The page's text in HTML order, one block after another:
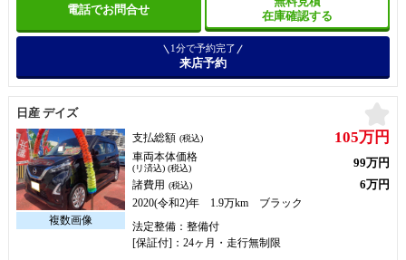
電話でお問合せ
在庫確認する
1分で予約完了
来店予約
日産 デイズ
支払総額 (税込) 105万円
車両本体価格
(リ済込) (税込) 99万円
諸費用 (税込) 6万円
2020(令和2)年 1.9万km ブラック
法定整備：整備付
[保証付]：24ヶ月・走行無制限